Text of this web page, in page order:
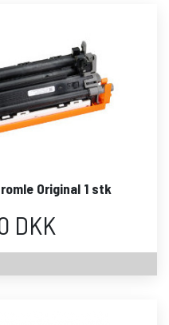
Original 1 stk
DKK